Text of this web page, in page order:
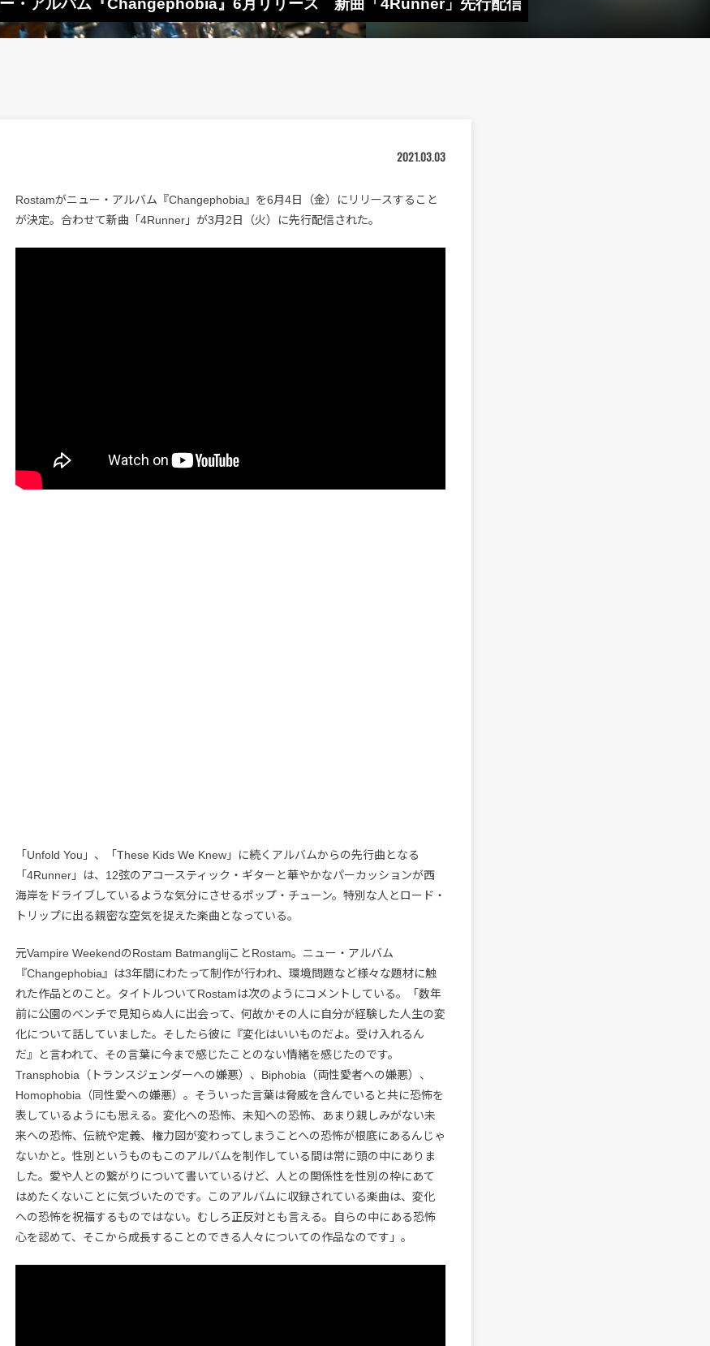
・アルバム『Changephobia』6月リリース 新曲「4Runner」先行配信
2021.03.03
Rostamがニュー・アルバム『Changephobia』を6月4日（金）にリリースすること
が決定。合わせて新曲「4Runner」が3月2日（火）に先行配信された。
「Unfold You」、「These Kids We Knew」に続くアルバムからの先行曲となる
「4Runner」は、12弦のアコースティック・ギターと華やかなパーカッションが西
海岸をドライブしているような気分にさせるポップ・チューン。特別な人とロード・
トリップに出る親密な空気を捉えた楽曲となっている。
元Vampire WeekendのRostam BatmanglijことRostam。ニュー・アルバム
『Changephobia』は3年間にわたって制作が行われ、環境問題など様々な題材に触
れた作品とのこと。タイトルついてRostamは次のようにコメントしている。「数年
前に公園のベンチで見知らぬ人に出会って、何故かその人に自分が経験した人生の変
化について話していました。そしたら彼に『変化はいいものだよ。受け入れるん
だ』と言われて、その言葉に今まで感じたことのない情緒を感じたのです。
Transphobia（トランスジェンダーへの嫌悪）、Biphobia（両性愛者への嫌悪）、
Homophobia（同性愛への嫌悪）。そういった言葉は脅威を含んでいると共に恐怖を
表しているようにも思える。変化への恐怖、未知への恐怖、あまり親しみがない未
来への恐怖、伝統や定義、権力図が変わってしまうことへの恐怖が根底にあるんじゃ
ないかと。性別というものもこのアルバムを制作している間は常に頭の中にありま
した。愛や人との繋がりについて書いているけど、人との関係性を性別の枠にあて
はめたくないことに気づいたのです。このアルバムに収録されている楽曲は、変化
への恐怖を祝福するものではない。むしろ正反対とも言える。自らの中にある恐怖
心を認めて、そこから成長することのできる人々についての作品なのです」。